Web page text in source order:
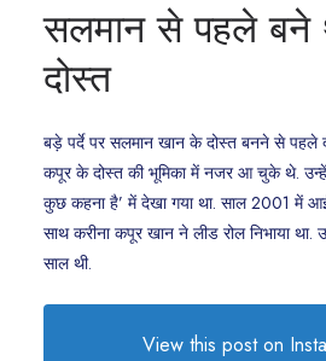
सलमान से पहले बने
दोस्त
बड़े पर्दे पर सलमान खान के दोस्त बनने से पहले
कपूर के दोस्त की भूमिका में नजर आ चुके थे.
कुछ कहना है’ में देखा गया था. साल 2001 में
साथ करीना कपूर खान ने लीड रोल निभाया
साल थी.
View this post on